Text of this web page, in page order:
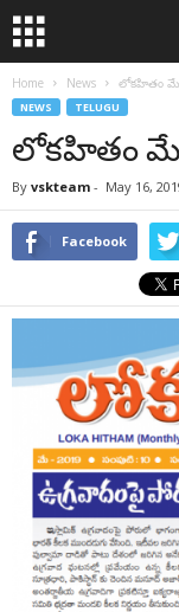
Home News లోకహితం మే
NEWS TELUGU
లోకహితం మే
By vskteam - May 16,
Facebook